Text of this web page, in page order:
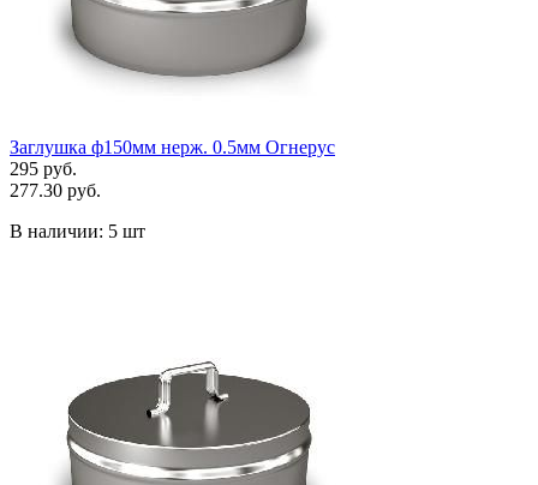
Заглушка ф150мм нерж. 0.5мм Огнерус
295 руб.
277.30 руб.
В наличии: 5 шт